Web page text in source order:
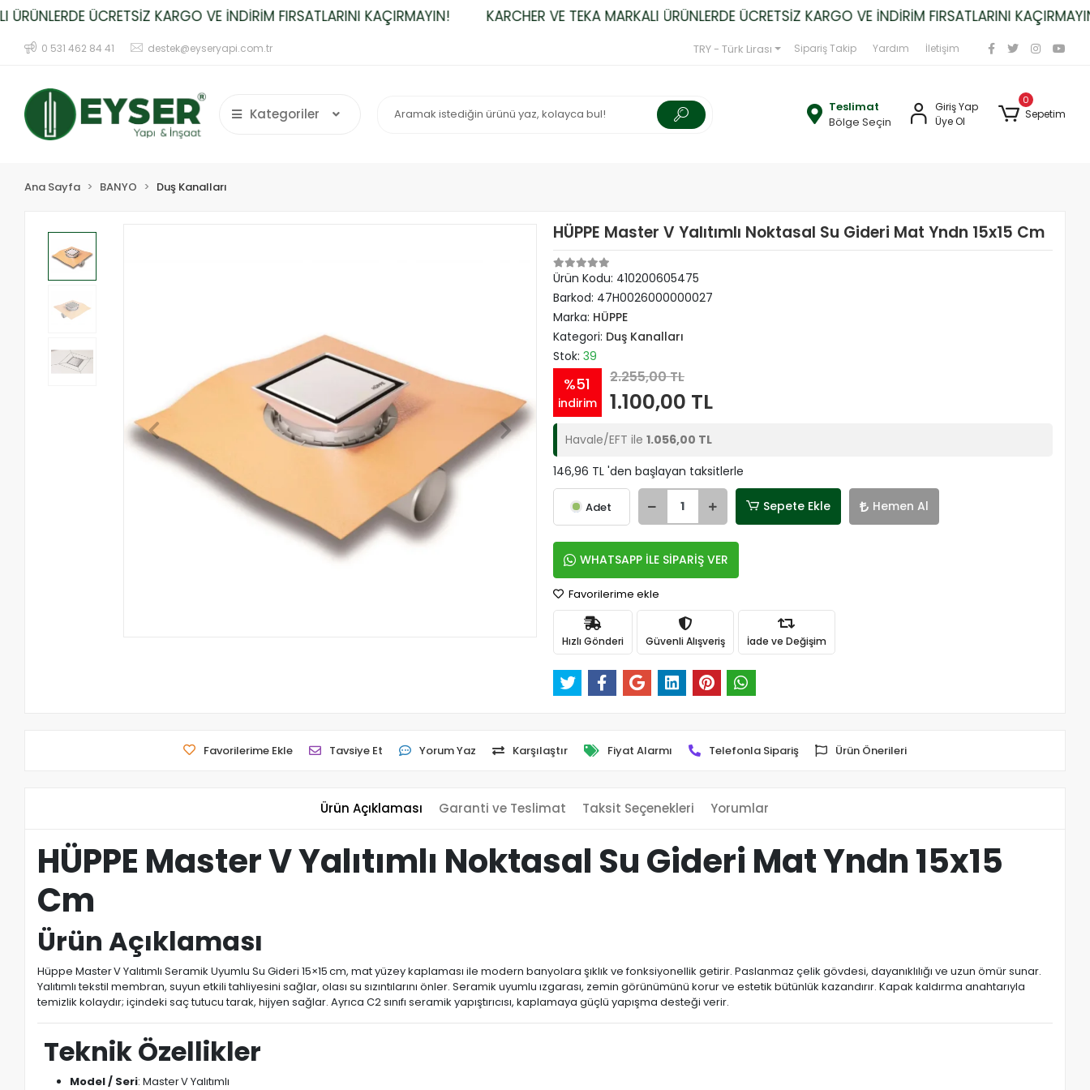
ÜCRETSİZ KARGO VE İNDİRİM FIRSATLARINI KAÇIRMAYIN! KARCHER VE TEKA MARKALI ÜRÜNLERDE ÜCRETSİZ KARGO VE İNDİRİM FIRSATLARINI KAÇIRMAYIN!
0 531 462 84 41 destek@eyseryapi.com.tr TRY - Türk Lirası Sipariş Takip Yardım İletişim
Kategoriler
Teslimat
Bölge Seçin
Giriş Yap
Üye Ol
0
Sepetim
Ana Sayfa BANYO Duş Kanalları
HÜPPE Master V Yalıtımlı Noktasal Su Gideri Mat Yndn 15x15 Cm
Ürün Kodu: 410200605475
Barkod: 47H0026000000027
Marka: HÜPPE
Kategori: Duş Kanalları
Stok: 39
%51
indirim
2.255,00 TL
1.100,00 TL
Havale/EFT ile 1.056,00 TL
146,96 TL 'den başlayan taksitlerle
Adet Sepete Ekle Hemen Al
WHATSAPP İLE SİPARİŞ VER
Favorilerime ekle
Hızlı Gönderi Güvenli Alışveriş İade ve Değişim
Favorilerime Ekle Tavsiye Et Yorum Yaz Karşılaştır Fiyat Alarmı Telefonla Sipariş Ürün Önerileri
Ürün Açıklaması Garanti ve Teslimat Taksit Seçenekleri Yorumlar
HÜPPE Master V Yalıtımlı Noktasal Su Gideri Mat Yndn 15x15
Cm
Ürün Açıklaması
Hüppe Master V Yalıtımlı Seramik Uyumlu Su Gideri 15×15 cm, mat yüzey kaplaması ile modern banyolara şıklık ve fonksiyonellik getirir. Paslanmaz çelik gövdesi, dayanıklılığı ve uzun ömür sunar.
Yalıtımlı tekstil membran, suyun etkili tahliyesini sağlar, olası su sızıntılarını önler. Seramik uyumlu ızgarası, zemin görünümünü korur ve estetik bütünlük kazandırır. Kapak kaldırma anahtarıyla
temizlik kolaydır; içindeki saç tutucu tarak, hijyen sağlar. Ayrıca C2 sınıfı seramik yapıştırıcısı, kaplamaya güçlü yapışma desteği verir.
Teknik Özellikler
Model / Seri: Master V Yalıtımlı